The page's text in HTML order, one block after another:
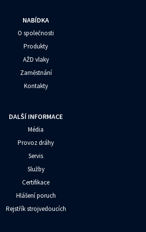
NABÍDKA
O společnosti
Produkty
AŽD vlaky
Zaměstnání
Kontakty
DALŠÍ INFORMACE
Média
Provoz dráhy
Servis
Služby
Certifikace
Hlášení poruch
Rejstřík strojvedoucích